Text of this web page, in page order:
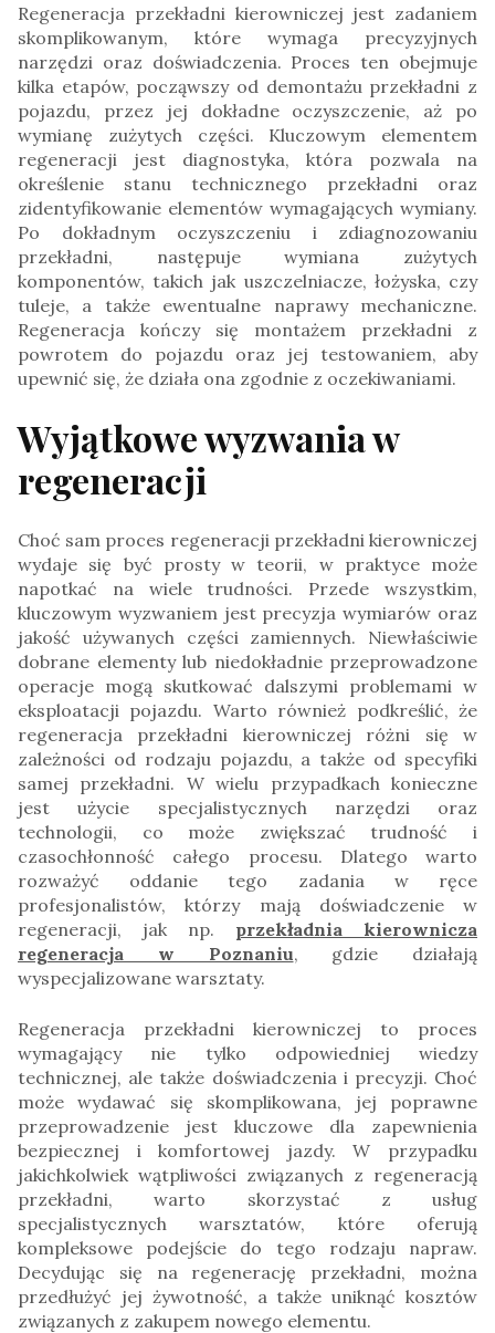
Regeneracja przekładni kierowniczej jest zadaniem
skomplikowanym, które wymaga precyzyjnych
narzędzi oraz doświadczenia. Proces ten obejmuje
kilka etapów, począwszy od demontażu przekładni z
pojazdu, przez jej dokładne oczyszczenie, aż po
wymianę zużytych części. Kluczowym elementem
regeneracji jest diagnostyka, która pozwala na
określenie stanu technicznego przekładni oraz
zidentyfikowanie elementów wymagających wymiany.
Po dokładnym oczyszczeniu i zdiagnozowaniu
przekładni, następuje wymiana zużytych
komponentów, takich jak uszczelniacze, łożyska, czy
tuleje, a także ewentualne naprawy mechaniczne.
Regeneracja kończy się montażem przekładni z
powrotem do pojazdu oraz jej testowaniem, aby
upewnić się, że działa ona zgodnie z oczekiwaniami.
Wyjątkowe wyzwania w
regeneracji
Choć sam proces regeneracji przekładni kierowniczej
wydaje się być prosty w teorii, w praktyce może
napotkać na wiele trudności. Przede wszystkim,
kluczowym wyzwaniem jest precyzja wymiarów oraz
jakość używanych części zamiennych. Niewłaściwie
dobrane elementy lub niedokładnie przeprowadzone
operacje mogą skutkować dalszymi problemami w
eksploatacji pojazdu. Warto również podkreślić, że
regeneracja przekładni kierowniczej różni się w
zależności od rodzaju pojazdu, a także od specyfiki
samej przekładni. W wielu przypadkach konieczne
jest użycie specjalistycznych narzędzi oraz
technologii, co może zwiększać trudność i
czasochłonność całego procesu. Dlatego warto
rozważyć oddanie tego zadania w ręce
profesjonalistów, którzy mają doświadczenie w
regeneracji, jak np. przekładnia kierownicza
regeneracja w Poznaniu, gdzie działają
wyspecjalizowane warsztaty.
Regeneracja przekładni kierowniczej to proces
wymagający nie tylko odpowiedniej wiedzy
technicznej, ale także doświadczenia i precyzji. Choć
może wydawać się skomplikowana, jej poprawne
przeprowadzenie jest kluczowe dla zapewnienia
bezpiecznej i komfortowej jazdy. W przypadku
jakichkolwiek wątpliwości związanych z regeneracją
przekładni, warto skorzystać z usług
specjalistycznych warsztatów, które oferują
kompleksowe podejście do tego rodzaju napraw.
Decydując się na regenerację przekładni, można
przedłużyć jej żywotność, a także uniknąć kosztów
związanych z zakupem nowego elementu.